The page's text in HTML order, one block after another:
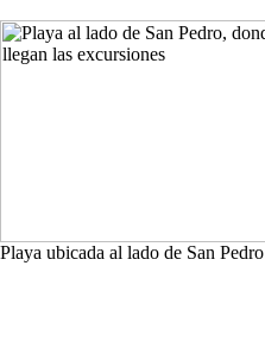
Playa ubicada al lado de San Pedro